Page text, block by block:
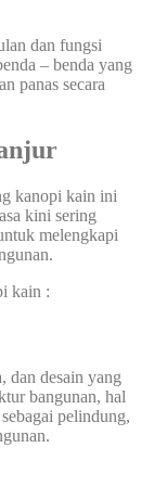
dan fungsi
– benda yang
panas secara
kanopi kain ini
kini sering
melengkapi
kain :
dan desain yang
bangunan, hal
pelindung,